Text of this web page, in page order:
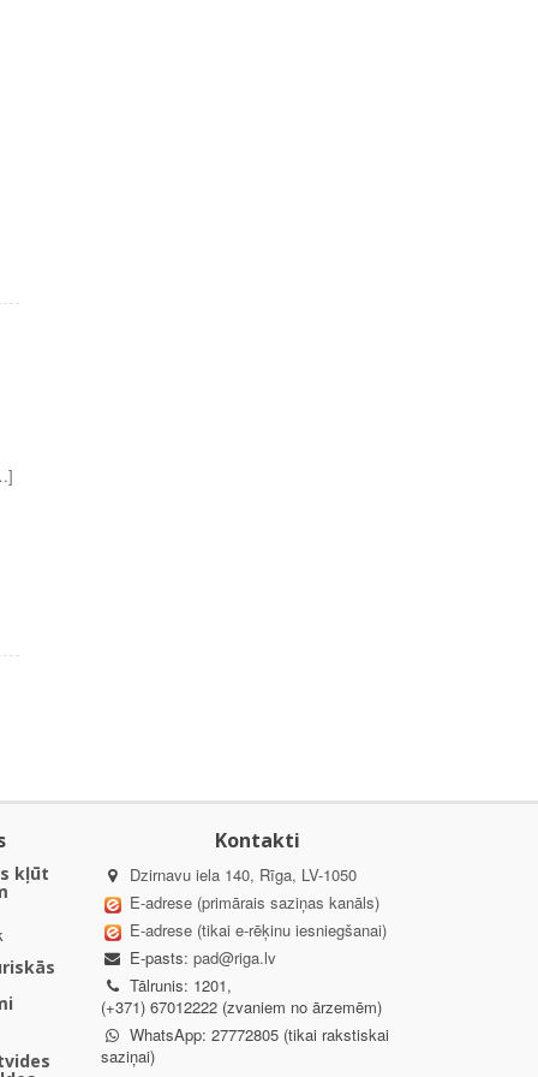
kļūt
Kontakti
Dzirnavu iela 140, Rīga, LV-1050
E-adrese (primārais saziņas kanāls)
E-adrese (tikai e-rēķinu iesniegšanai)
E-pasts: pad@riga.lv
Tālrunis: 1201,
(+371) 67012222 (zvaniem no ārzemēm)
WhatsApp: 27772805 (tikai rakstiskai
saziņai)